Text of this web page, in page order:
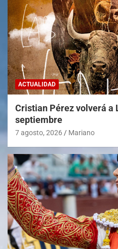
ACTUALIDAD
Cristian Pérez volverá a
septiembre
7 agosto, 2026 Mariano